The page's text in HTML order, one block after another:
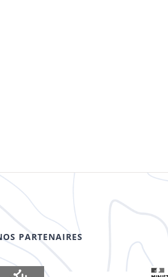
PARTENAIRES